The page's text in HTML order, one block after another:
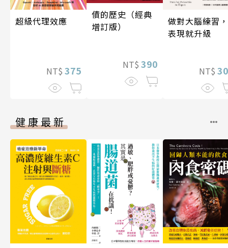
超級代理效應
NT$ 375
債的歷史（經典
增訂版）
NT$ 390
做對大腦練習，
表現就升級
NT$
健康最新